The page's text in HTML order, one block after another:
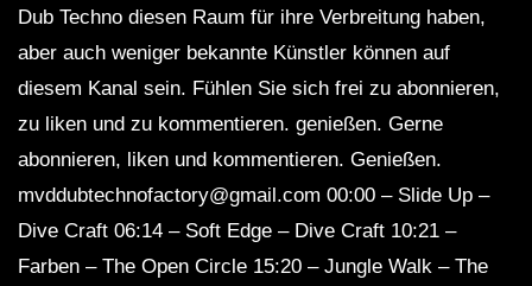
NARCOTIC 303 – Dub techno mix –
Muzaikfm 040
SEMA1 – Dub Waves Mix 2023
Dub Techno diesen Raum für ihre Verbreitung haben,
aber auch weniger bekannte Künstler können auf
diesem Kanal sein. Fühlen Sie sich frei zu abonnieren,
zu liken und zu kommentieren. genießen. Gerne
abonnieren, liken und kommentieren. Genießen.
mvddubtechnofactory@gmail.com 00:00 – Slide Up –
Dive Craft 06:14 – Soft Edge – Dive Craft 10:21 –
Farben – The Open Circle 15:20 – Jungle Walk – The